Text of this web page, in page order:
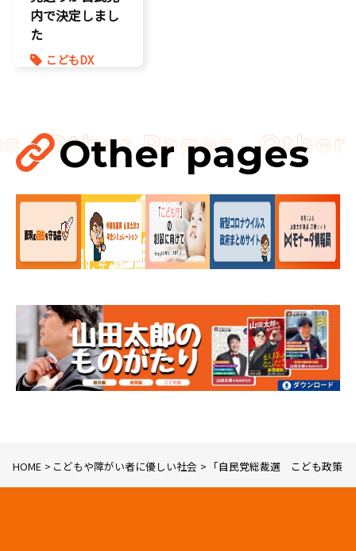
内で決定しまし
た
こどもDX
表現規制
Other pages
HOME こどもや障がい者に優しい社会 「自民党総裁選 こども政策